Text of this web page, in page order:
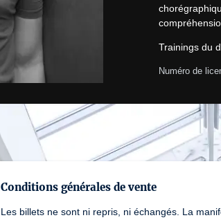
Trainings du
Numéro de
Conditions générales de vente
Les billets ne sont ni repris, ni échangés. La